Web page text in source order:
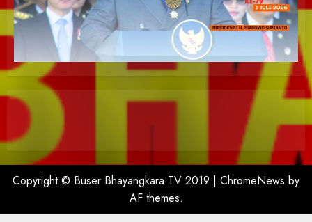
Copyright © Buser Bhayangkara TV 2019 | ChromeNews by
AF themes.